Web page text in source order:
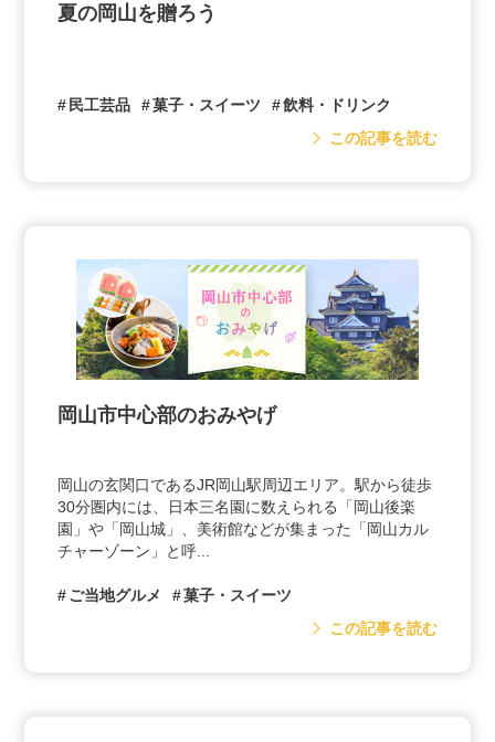
夏の岡山を贈ろう
民工芸品 菓子・スイーツ
飲料・ドリンク
この記事を読む
岡山市中心部のおみやげ
岡山の玄関口であるJR岡山駅周辺エリア。駅から徒歩
30分圏内には、日本三名園に数えられる「岡山後楽
園」や「岡山城」、美術館などが集まった「岡山カル
チャーゾーン」と呼...
ご当地グルメ
菓子・スイーツ
この記事を読む